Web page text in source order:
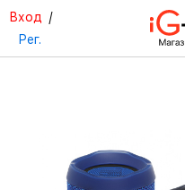
Вход /
Рег.